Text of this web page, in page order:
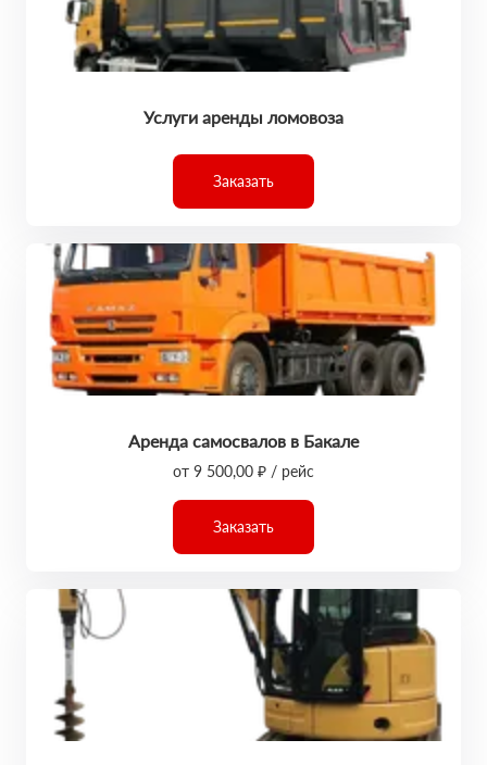
Услуги аренды ломовоза
Заказать
Аренда самосвалов в Бакале
от 9 500,00 ₽ / рейс
Заказать